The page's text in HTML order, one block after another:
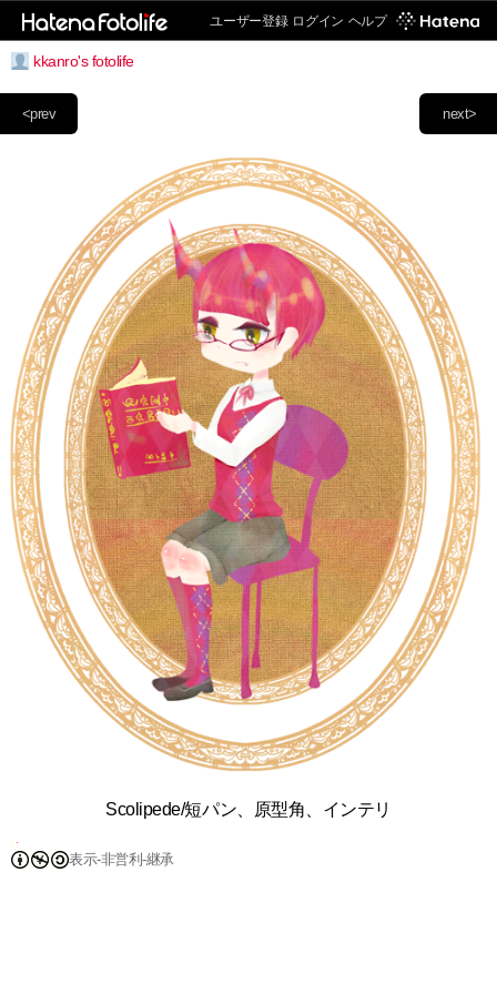
ユーザー登録 ログイン ヘルプ
kkanro's fotolife
next>
<prev
Scolipede/短パン、原型角、インテリ
表示-非営利-継承